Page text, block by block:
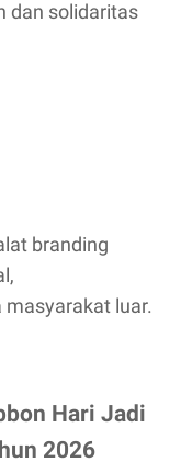
dan solidaritas
branding
luar.
Hari Jadi
2026